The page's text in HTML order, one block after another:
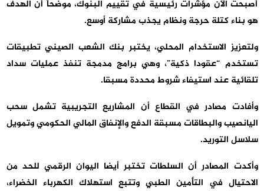
أصبحت الآن مؤشرات رئيسية في تقييم البنوك، موضحاً أن الهدف
هو بناء كتلة حرجة ونظام يجذب مشاركة أوسع.
ولتعزيز الاستخدام المحلي، يختبر بنك الشعب الصيني تطبيقات
تستخدم “عقودا ذكية”، وهي برامج مدمجة تنفذ عمليات سداد
تلقائية عند استيفاء ‌‌‌‌شروط ‌‌‌‌محددة مسبقا.
وأفادت مصادر في القطاع أن المشاريع التجريبية تشمل سحب
اليانصيب والبطاقات مسبقة الدفع والإنفاق المالي الحكومي وتمويل
سلاسل التوريد.
وأكدت المصادر أن السلطات تختبر أيضا اليوان الرقمي للحد من
الاحتيال في التأمين الطبي وتتبع استهلاك الكهرباء الخضراء،